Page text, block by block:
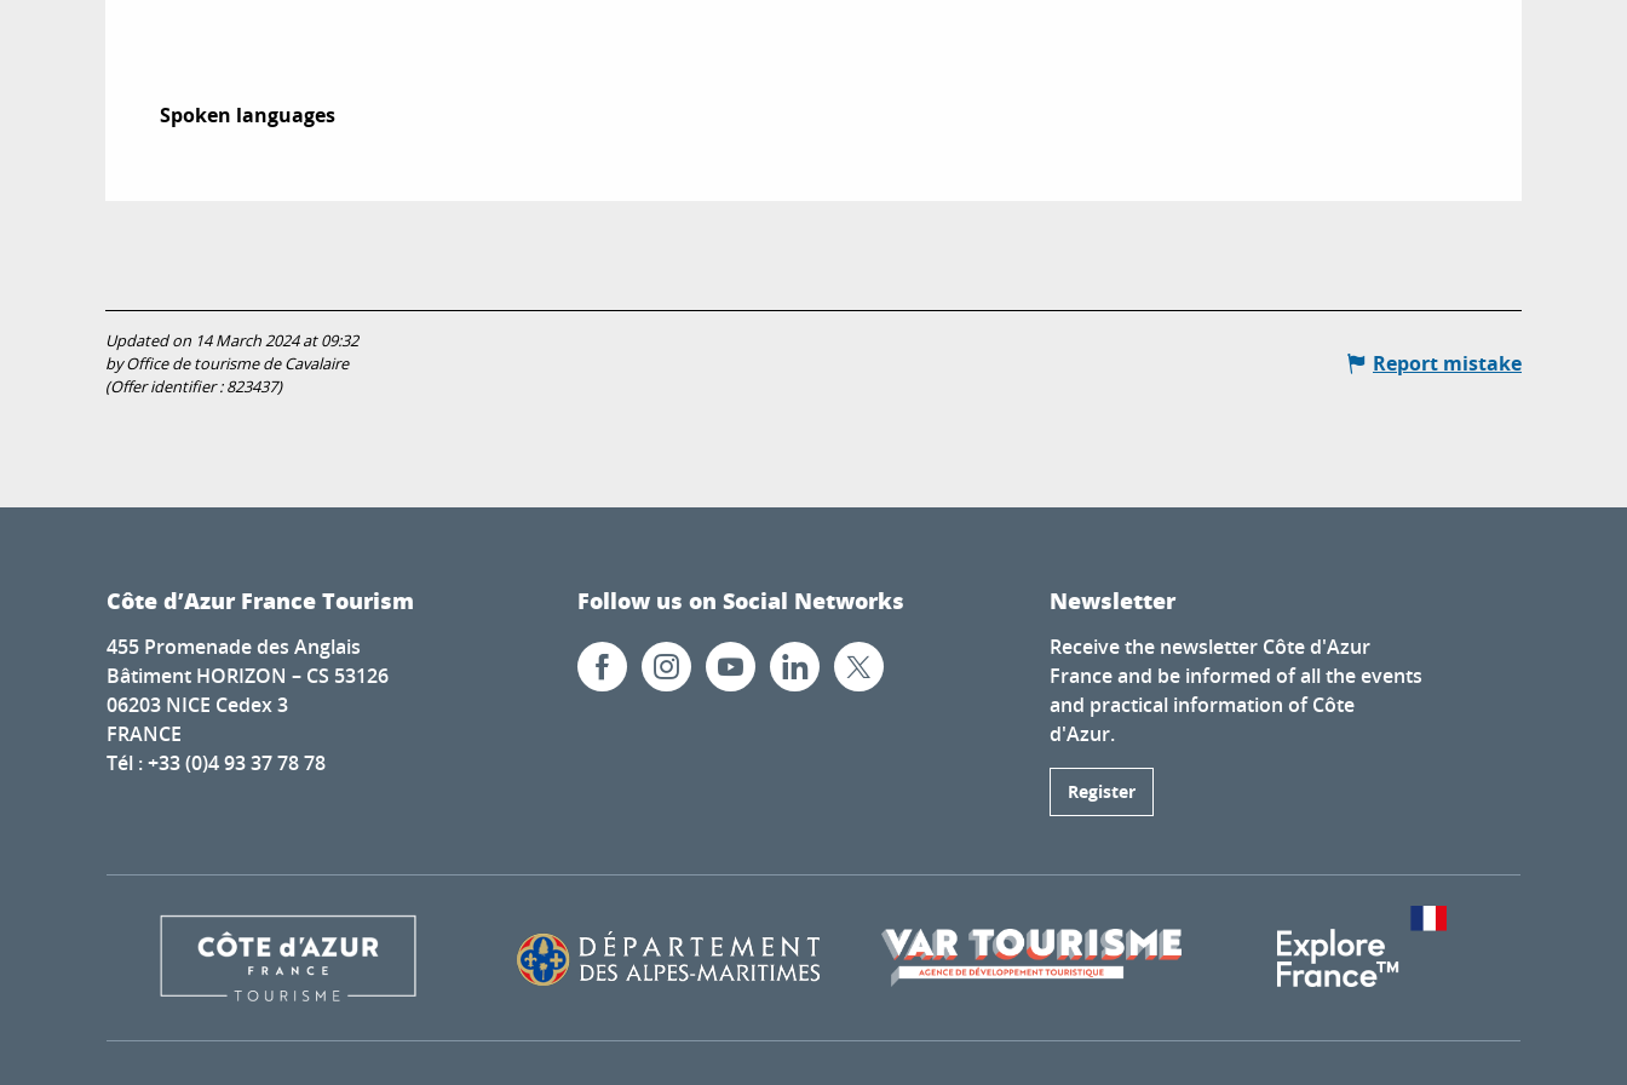
Spoken languages
Spoken languages
Updated on 14 March 2024 at 09:32
by Office de tourisme de Cavalaire
(Offer identifier :823437)
Report mistake
Côte d’Azur France Tourism
455 Promenade des Anglais
Bâtiment HORIZON – CS 53126
06203 NICE Cedex 3
FRANCE
Tél : +33 (0)4 93 37 78 78
Follow us on Social Networks Newsletter
Receive the newsletter Côte d'Azur
France and be informed of all the events
and practical information of Côte
d'Azur.
Register